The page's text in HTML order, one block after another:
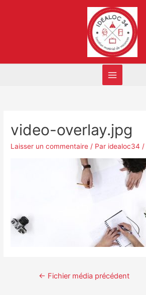
video-overlay.jpg
Laisser un commentaire / Par idealoc34
← Fichier média précédent